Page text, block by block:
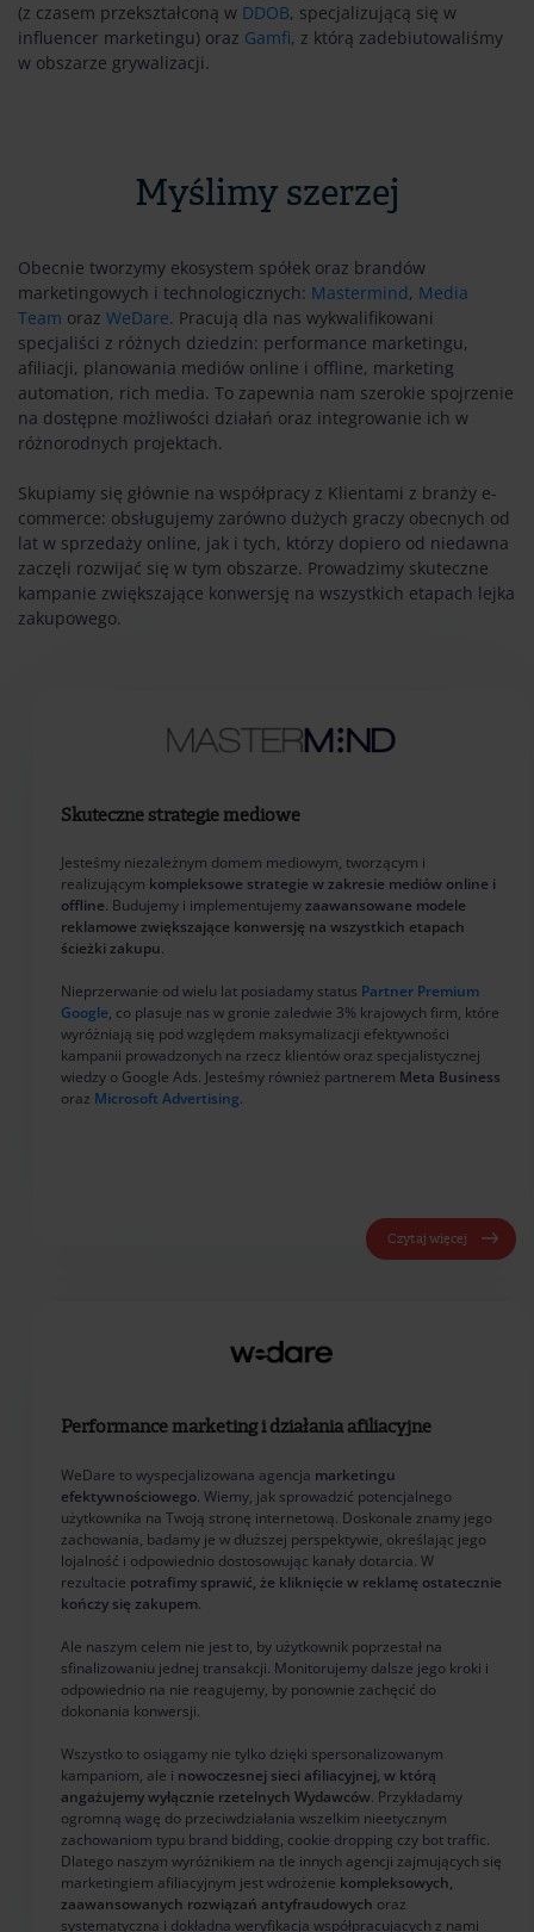
(z czasem przekształconą w DDOB, specjalizującą się w
influencer marketingu) oraz Gamfi, z którą zadebiutowaliśmy
w obszarze grywalizacji.
Myślimy szerzej
Obecnie tworzymy ekosystem spółek oraz brandów
marketingowych i technologicznych: Mastermind, Media
Team oraz WeDare. Pracują dla nas wykwalifikowani
specjaliści z różnych dziedzin: performance marketingu,
afiliacji, planowania mediów online i offline, marketing
automation, rich media. To zapewnia nam szerokie spojrzenie
na dostępne możliwości działań oraz integrowanie ich w
różnorodnych projektach.
Skupiamy się głównie na współpracy z Klientami z branży e-
commerce: obsługujemy zarówno dużych graczy obecnych od
lat w sprzedaży online, jak i tych, którzy dopiero od niedawna
zaczęli rozwijać się w tym obszarze. Prowadzimy skuteczne
kampanie zwiększające konwersję na wszystkich etapach lejka
zakupowego.
Skuteczne strategie mediowe
Jesteśmy niezależnym domem mediowym, tworzącym i
realizującym kompleksowe strategie w zakresie mediów online i
offline. Budujemy i implementujemyzaawansowane modele
reklamowe zwiększające konwersję na wszystkich etapach
ścieżki zakupu.
Nieprzerwanie od wielu lat posiadamy status Partner Premium
Google, co plasuje nas w gronie zaledwie 3% krajowych firm, które
wyróżniają się pod względem maksymalizacji efektywności
kampanii prowadzonych na rzecz klientów oraz specjalistycznej
wiedzy o Google Ads. Jesteśmy również partnerem Meta Business
oraz Microsoft Advertising.
Czytaj więcej
Performance marketing i działania afiliacyjne
WeDare to wyspecjalizowana agencja marketingu
efektywnościowego. Wiemy, jak sprowadzić potencjalnego
użytkownika na Twoją stronę internetową. Doskonale znamy jego
zachowania, badamy je w dłuższej perspektywie, określając jego
lojalność i odpowiednio dostosowując kanały dotarcia. W
rezultacie potrafimy sprawić, że kliknięcie w reklamę ostatecznie
kończy się zakupem.
Ale naszym celem nie jest to, by użytkownik poprzestał na
sfinalizowaniu jednej transakcji. Monitorujemy dalsze jego kroki i
odpowiednio na nie reagujemy, by ponownie zachęcić do
dokonania konwersji.
Wszystko to osiągamy nie tylko dzięki spersonalizowanym
kampaniom, ale i nowoczesnej sieci afiliacyjnej, w którą
angażujemy wyłącznie rzetelnych Wydawców. Przykładamy
ogromną wagę do przeciwdziałania wszelkim nieetycznym
zachowaniom typu brand bidding, cookie dropping czy bot traffic.
Dlatego naszym wyróżnikiem na tle innych agencji zajmujących się
marketingiem afiliacyjnym jest wdrożenie kompleksowych,
zaawansowanych rozwiązań antyfraudowych oraz
systematyczna i dokładna weryfikacja współpracujących z nami